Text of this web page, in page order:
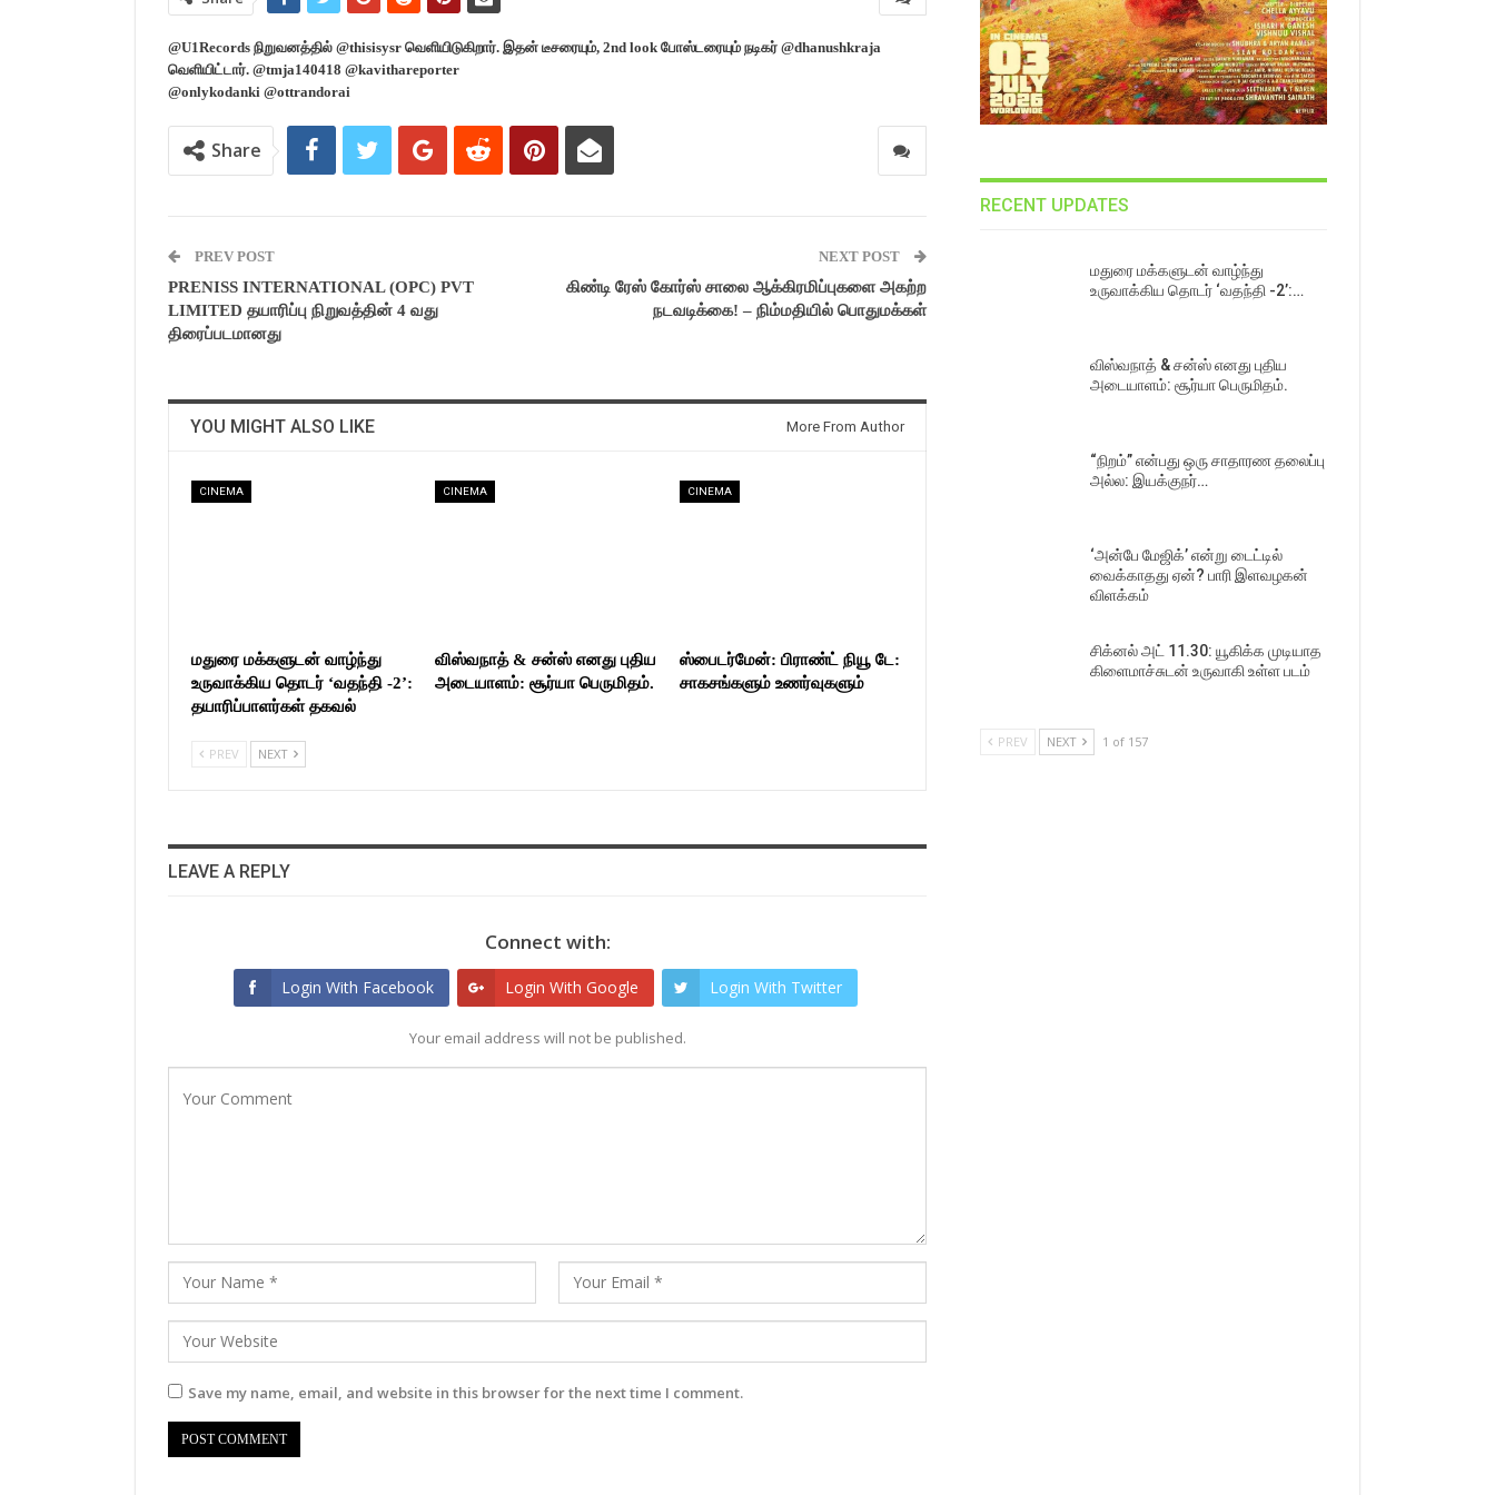
@U1Records நிறுவனத்தில் @thisisysr வெளியிடுகிறார். இதன் டீசரையும், 2nd look போஸ்டரையும் நடிகர் @dhanushkraja
வெளியிட்டார். @tmja140418 @kavithareporter
@onlykodanki @ottrandorai
Share
PREV POST
PRENISS INTERNATIONAL (OPC) PVT
LIMITED தயாரிப்பு நிறுவத்தின் 4 வது
திரைப்படமானது
NEXT POST
கிண்டி ரேஸ் கோர்ஸ் சாலை ஆக்கிரமிப்புகளை அகற்ற
நடவடிக்கை! – நிம்மதியில் பொதுமக்கள்
YOU MIGHT ALSO LIKE More From Author
CINEMA
மதுரை மக்களுடன் வாழ்ந்து
உருவாக்கிய தொடர் ‘வதந்தி -2’:
தயாரிப்பாளர்கள் தகவல்
CINEMA
விஸ்வநாத் & சன்ஸ் எனது புதிய
அடையாளம்: சூர்யா பெருமிதம்.
CINEMA
ஸ்பைடர்மேன்: பிராண்ட் நியூ டே:
சாகசங்களும் உணர்வுகளும்
PREV NEXT
LEAVE A REPLY
Connect with:
Login With Facebook Login With Google Login With Twitter
Your email address will not be published.
Save my name, email, and website in this browser for the next time I comment.
RECENT UPDATES
மதுரை மக்களுடன் வாழ்ந்து
உருவாக்கிய தொடர் ‘வதந்தி -2’:…
விஸ்வநாத் & சன்ஸ் எனது புதிய
அடையாளம்: சூர்யா பெருமிதம்.
“நிறம்” என்பது ஒரு சாதாரண தலைப்பு
அல்ல: இயக்குநர்…
‘அன்பே மேஜிக்’ என்று டைட்டில்
வைக்காதது ஏன்? பாரி இளவழகன்
விளக்கம்
சிக்னல் அட் 11.30: யூகிக்க முடியாத
கிளைமாச்சுடன் உருவாகி உள்ள படம்
PREV NEXT 1 of 157